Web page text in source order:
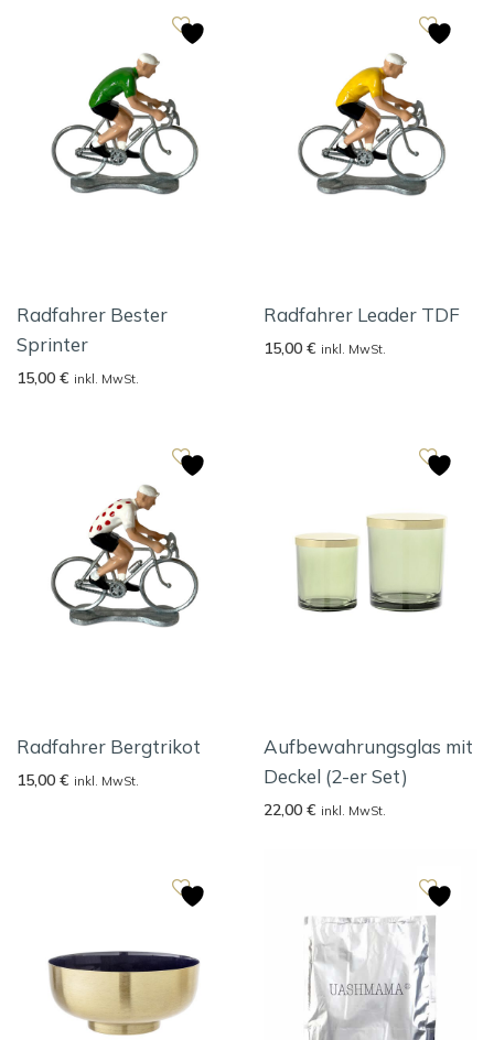
Radfahrer Bester
Sprinter
15,00 € inkl. MwSt.
Radfahrer Leader TDF
15,00 € inkl. MwSt.
Radfahrer Bergtrikot
15,00 € inkl. MwSt.
Aufbewahrungsglas mit
Deckel (2-er Set)
22,00 € inkl. MwSt.